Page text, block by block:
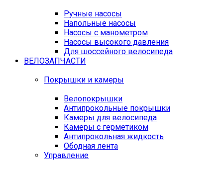
Ручные насосы
Напольные насосы
Насосы с манометром
Насосы высокого давления
Для шоссейного велосипеда
ВЕЛОЗАПЧАСТИ
Покрышки и камеры
Велопокрышки
Антипрокольные покрышки
Камеры для велосипеда
Камеры с герметиком
Антипрокольная жидкость
Ободная лента
Управление